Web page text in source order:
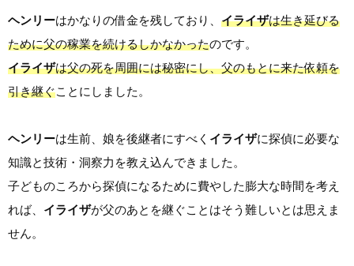
ヘンリーはかなりの借金を残しており、 イライザは生き延びる
ために父の稼業を続けるしかなかったのです。
イライザは父の死を周囲には秘密にし、父のもとに来た依頼を
引き継ぐことにしました。
ヘンリーは生前、娘を後継者にすべく イライザに探偵に必要な
知識と技術・洞察力を教え込んできました。
子どものころから探偵になるために費やした膨大な時間を考え
れば、 イライザが父のあとを継ぐことはそう難しいとは思えま
せん。